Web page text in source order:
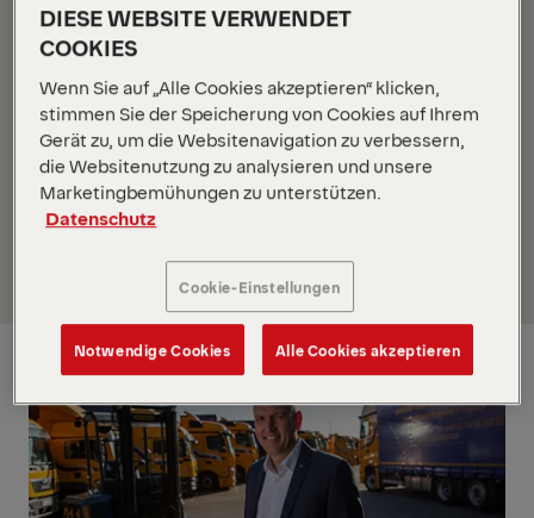
Geschäftsführer der Alfred Schuon GmbH, führt
das Unternehmen gemeinsam mit seinem Vater in
zweiter und dritter Generation. Dank konsequenter
Weiterentwicklung zählt die Alfred Schuon GmbH
heute zu den führenden Transport- und
Logistikunternehmen. Dabei setzt das
Unternehmen auf starke Partnerschaften wie die
langjährige Zusammenarbeit mit
DIESE WEBSITE VERWENDET
COOKIES
Wenn Sie auf „Alle Cookies akzeptieren“ klicken,
stimmen Sie der Speicherung von Cookies auf Ihrem
Gerät zu, um die Websitenavigation zu verbessern,
die Websitenutzung zu analysieren und unsere
Marketingbemühungen zu unterstützen.
Datenschutz
Cookie-Einstellungen
Notwendige Cookies Alle Cookies akzeptieren